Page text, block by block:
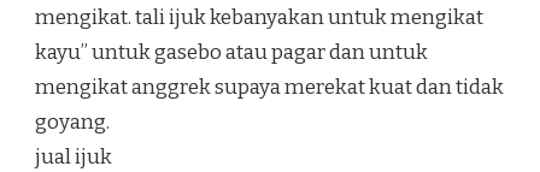
mengikat. tali ijuk kebanyakan untuk mengikat
kayu” untuk gasebo atau pagar dan untuk
mengikat anggrek supaya merekat kuat dan tidak
goyang.
jual ijuk